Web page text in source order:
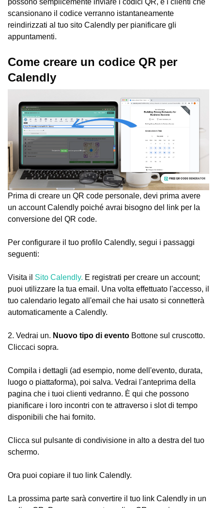
possono semplicemente inviare i codici QR, e i clienti che
scansionano il codice verranno istantaneamente
reindirizzati al tuo sito Calendly per pianificare gli
appuntamenti.
Come creare un codice QR per
Calendly
Prima di creare un QR code personale, devi prima avere
un account Calendly poiché avrai bisogno del link per la
conversione del QR code.
Per configurare il tuo profilo Calendly, segui i passaggi
seguenti:
Visita il Sito Calendly. E registrati per creare un account;
puoi utilizzare la tua email. Una volta effettuato l'accesso, il
tuo calendario legato all'email che hai usato si connetterà
automaticamente a Calendly.
2. Vedrai un. Nuovo tipo di evento Bottone sul cruscotto.
Cliccaci sopra.
Compila i dettagli (ad esempio, nome dell'evento, durata,
luogo o piattaforma), poi salva. Vedrai l'anteprima della
pagina che i tuoi clienti vedranno. È qui che possono
pianificare i loro incontri con te attraverso i slot di tempo
disponibili che hai fornito.
Clicca sul pulsante di condivisione in alto a destra del tuo
schermo.
Ora puoi copiare il tuo link Calendly.
La prossima parte sarà convertire il tuo link Calendly in un